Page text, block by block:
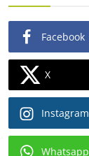
Facebook
X
Instagram
Whatsapp